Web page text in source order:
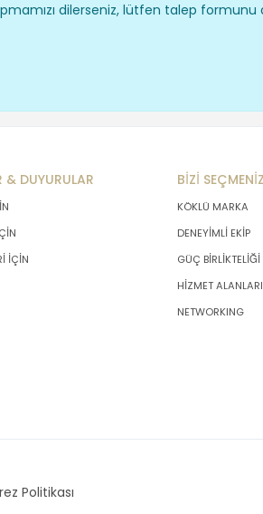
dilerseniz, lütfen talep formunu
& DUYURULAR
İÇİN
BİZİ
KÖKLÜ MARKA
DENEYİMLİ EKİP
GÜÇ BİRLİKTELİĞİ
HİZMET ALANLARI
NETWORKING
Politikası